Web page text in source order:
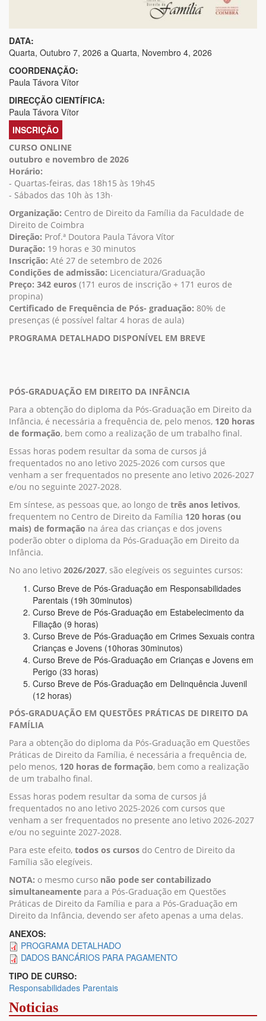
DATA:
Quarta, Outubro 7, 2026 a Quarta, Novembro 4, 2026
COORDENAÇÃO:
Paula Távora Vítor
DIRECÇÃO CIENTÍFICA:
Paula Távora Vítor
INSCRIÇÃO
CURSO ONLINE
outubro e novembro de 2026
Horário:
- Quartas-feiras, das 18h15 às 19h45
- Sábados das 10h às 13h∙
Organização: Centro de Direito da Família da Faculdade de
Direito de Coimbra
Direção: Prof.ª Doutora Paula Távora Vítor
Duração: 19 horas e 30 minutos
Inscrição: Até 27 de setembro de 2026
Condições de admissão: Licenciatura/Graduação
Preço: 342 euros (171 euros de inscrição + 171 euros de
propina)
Certificado de Frequência de Pós- graduação: 80% de
presenças (é possível faltar 4 horas de aula)
PROGRAMA DETALHADO DISPONÍVEL EM BREVE
PÓS-GRADUAÇÃO EM DIREITO DA INFÂNCIA
Para a obtenção do diploma da Pós-Graduação em Direito da
Infância, é necessária a frequência de, pelo menos, 120 horas
de formação, bem como a realização de um trabalho final.
Essas horas podem resultar da soma de cursos já
frequentados no ano letivo 2025-2026 com cursos que
venham a ser frequentados no presente ano letivo 2026-2027
e/ou no seguinte 2027-2028.
Em síntese, as pessoas que, ao longo de três anos letivos,
frequentem no Centro de Direito da Família 120 horas (ou
mais) de formação na área das crianças e dos jovens
poderão obter o diploma da Pós-Graduação em Direito da
Infância.
No ano letivo 2026/2027, são elegíveis os seguintes cursos:
Curso Breve de Pós-Graduação em Responsabilidades
Parentais (19h 30minutos)
Curso Breve de Pós-Graduação em Estabelecimento da
Filiação (9 horas)
Curso Breve de Pós-Graduação em Crimes Sexuais contra
Crianças e Jovens (10horas 30minutos)
Curso Breve de Pós-Graduação em Crianças e Jovens em
Perigo (33 horas)
Curso Breve de Pós-Graduação em Delinquência Juvenil
(12 horas)
PÓS-GRADUAÇÃO EM QUESTÕES PRÁTICAS DE DIREITO DA
FAMÍLIA
Para a obtenção do diploma da Pós-Graduação em Questões
Práticas de Direito da Família, é necessária a frequência de,
pelo menos, 120 horas de formação, bem como a realização
de um trabalho final.
Essas horas podem resultar da soma de cursos já
frequentados no ano letivo 2025-2026 com cursos que
venham a ser frequentados no presente ano letivo 2026-2027
e/ou no seguinte 2027-2028.
Para este efeito, todos os cursos do Centro de Direito da
Família são elegíveis.
NOTA: o mesmo curso não pode ser contabilizado
simultaneamente para a Pós-Graduação em Questões
Práticas de Direito da Família e para a Pós-Graduação em
Direito da Infância, devendo ser afeto apenas a uma delas.
ANEXOS:
PROGRAMA DETALHADO
DADOS BANCÁRIOS PARA PAGAMENTO
TIPO DE CURSO:
Responsabilidades Parentais
Noticias